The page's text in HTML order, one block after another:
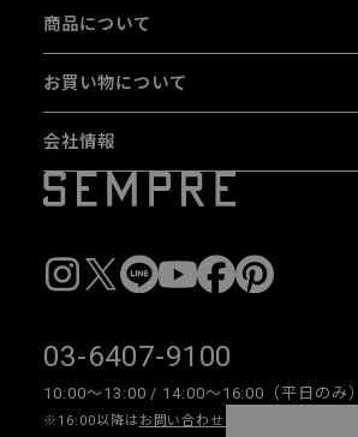
商品について
お買い物について
会社情報
03-6407-9100
10:00〜13:00 / 14:00〜16:00（平日のみ）
※16:00以降は お問い合わせフォーム